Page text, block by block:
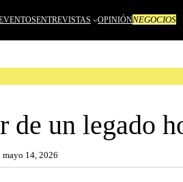
ENTREVISTAS OPINIÓNNEGOCIOS
de un legado
mayo 14, 2026